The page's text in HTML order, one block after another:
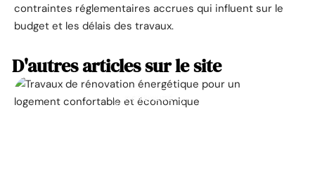
contraintes réglementaires accrues qui influent sur le
budget et les délais des travaux.
D'autres articles sur le site
ACTUALITÉ